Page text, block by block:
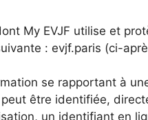
My EVJF utilise et
: evjf.paris (ci-
se rapportant à
être identifiée,
un identifiant en